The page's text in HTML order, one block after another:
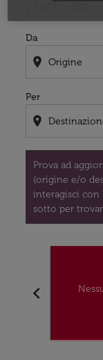
Nashville
Da
location_on
Per
location_on
Prova ad
(origine e/o
interagisci con
sotto per
chevron_left